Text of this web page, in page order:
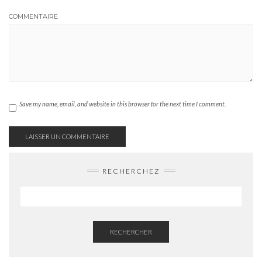
COMMENTAIRE
Save my name, email, and website in this browser for the next time I comment.
RECHERCHEZ
RECHERCHER